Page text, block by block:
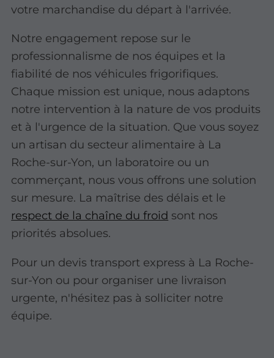
votre marchandise du départ à l'arrivée.
Notre engagement repose sur le
professionnalisme de nos équipes et la
fiabilité de nos véhicules frigorifiques.
Chaque mission est unique, nous adaptons
notre intervention à la nature de vos produits
et à l'urgence de la situation. Que vous soyez
un artisan du secteur alimentaire à La
Roche-sur-Yon, un laboratoire ou un
commerçant, nous vous offrons une solution
sur mesure. La maîtrise des délais et le
respect de la chaîne du froid sont nos
priorités absolues.
Pour un devis transport express à La Roche-
sur-Yon ou pour organiser une livraison
urgente, n'hésitez pas à solliciter notre
équipe.